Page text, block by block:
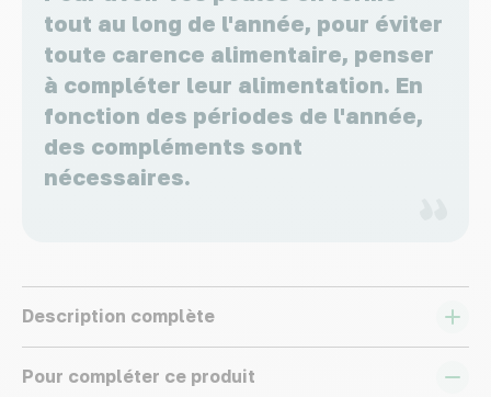
tout au long de l'année, pour éviter
toute carence alimentaire, penser
à compléter leur alimentation. En
fonction des périodes de l'année,
des compléments sont
nécessaires.
Description complète
Pour compléter ce produit